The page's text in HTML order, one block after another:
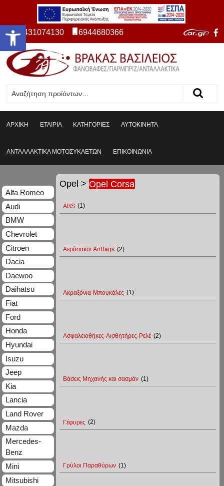
Ανοίξτε τη γραμμή εργαλείων 2431074130 6944680366
ΑΡΧΙΚΗ ΕΤΑΙΡΙΑ ΚΑΤΗΓΟΡΙΕΣ ΑΥΤΟΚΙΝΗΤΑ
ΑΝΤΑΛΛΑΚΤΙΚΑ ΜΟΤΟΣΥΚΛΕΤΩΝ ΕΠΙΚΟΙΝΩΝΙΑ
Opel > Opel Corsa
ABS (1)
Αερόσακοι AirBags (2)
Ακραξόνια-Μπουκάλες (1)
Ασφαλειοθήκες-Αισθητήρες-Ρελέ (2)
Βάσεις Μηχανής και σασμάν (1)
Γέφυρες (2)
Γρύλοι Παραθύρων (1)
Alfa Romeo
Audi
BMW
Chevrolet
Citroen
Dacia
Daewoo
Daihatsu
Fiat
Ford
Honda
Hyundai
Isuzu
Jeep
Kia
Lancia
Land Rover
Mazda
Mercedes-
Benz
Mini
Mitsubishi